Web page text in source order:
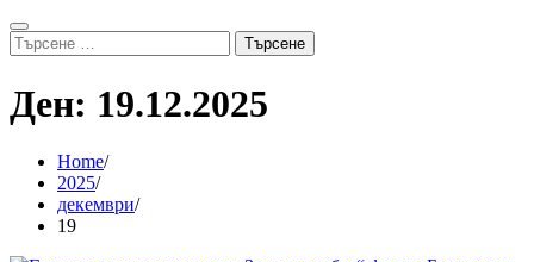
Търсене
за:
Ден: 19.12.2025
Home
2025
декември
19